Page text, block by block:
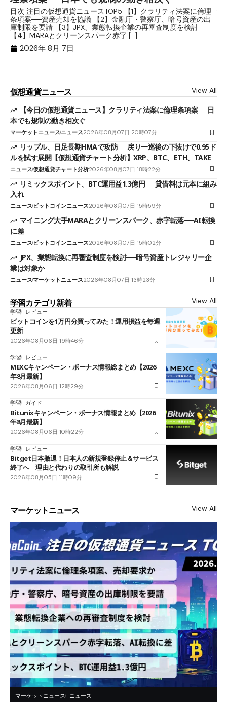
目次 注目の仮想通貨ニュースTOP5 【1】クラリティ法案に倫理
条項案──資産売却を協議 【2】金融庁・警察庁、暗号資産の出
庫制限を要請 【3】JPX、業態転換企業の再審査制度を検討
【4】MARAとクリーンスパーク赤字 […]
2026年 8月 7日
仮想通貨ニュース View All
【今日の仮想通貨ニュース】クラリティ法案に倫理条項案──日
本でも規制の動き相次ぐ
マーケットニュースニュース2026年08月07日 20時07分
リップル、日足長期HMAで攻防──戻り一巡後の下抜けで0.95ド
ルを試す展開【仮想通貨チャート分析】XRP、BTC、ETH、TAKE
ニュース仮想通貨チャート分析2026年08月07日 18時22分
リミックスポイント、BTC運用益1.3億円──貸借料は元本に組み
入れ
ニュースビットコインニュース2026年08月07日 15時59分
マイニング大手MARAとクリーンスパーク、赤字転落──AI転換
に差
ニュースビットコインニュース2026年08月07日 15時02分
JPX、業態転換に再審査制度を検討──暗号資産トレジャリー企
業は対象か
ニュースマーケットニュース2026年08月07日 13時23分
学習カテゴリ新着 View All
学習 レビュー
ビットコインを1万円分買ってみた！運用損益を毎週
更新
2026年08月06日 19時46分
学習 レビュー
MEXCキャンペーン・ボーナス情報総まとめ【2026
年8月最新】
2026年08月06日 12時29分
学習 ガイド
Bitunixキャンペーン・ボーナス情報まとめ【2026
年8月最新】
2026年08月06日 10時22分
学習 レビュー
Bitget日本撤退！日本人の新規登録停止＆サービス
終了へ 理由と代わりの取引所も解説
2026年08月05日 11時09分
マーケットニュース View All
マーケットニュース ニュース